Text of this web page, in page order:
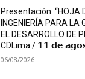
Presentación: “HOJA
INGENIERÍA PARA LA
EL DESARROLLO DE
CDLima / 𝟭𝟭 𝗱𝗲
06/08/2026